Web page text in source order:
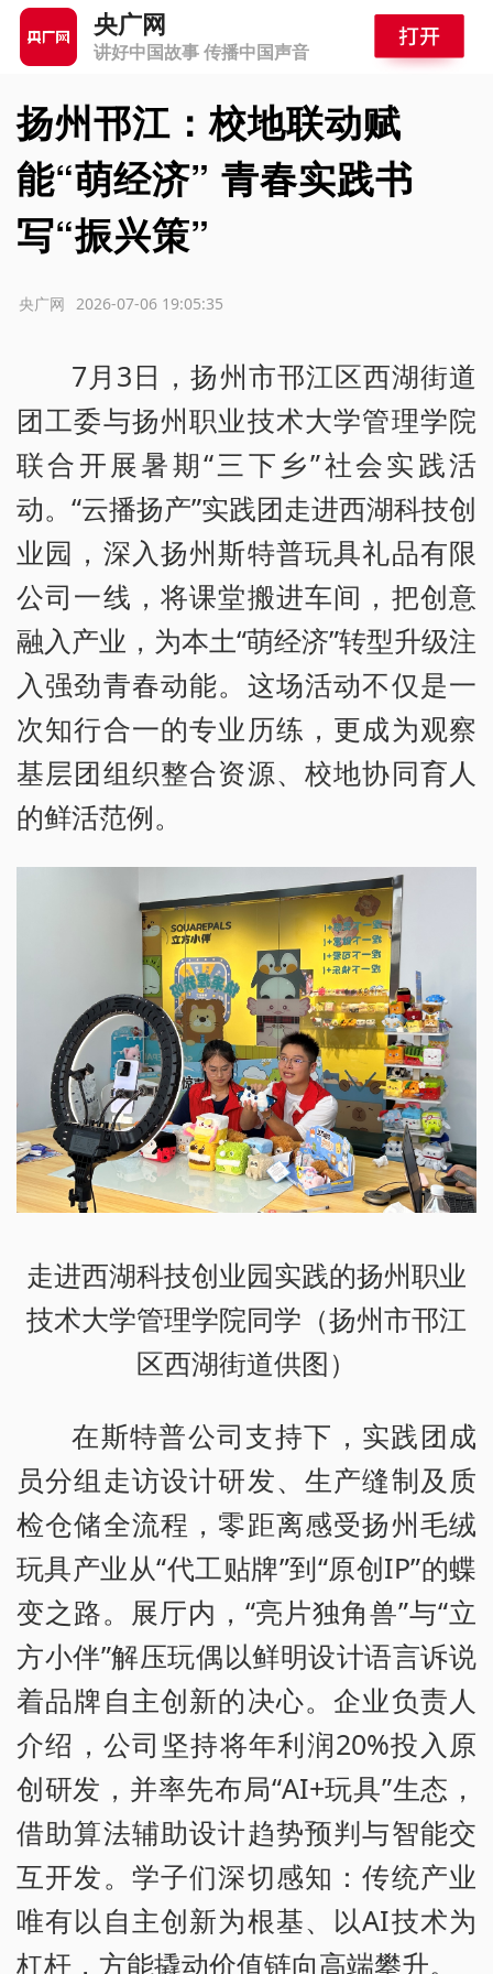
央广网
讲好中国故事 传播中国声音
扬州邗江：校地联动赋
能“萌经济” 青春实践书
写“振兴策”
2026-07-06 19:05:35
央广网
7月3日，扬州市邗江区西湖街道
团工委与扬州职业技术大学管理学院
联合开展暑期“三下乡”社会实践活
动。“云播扬产”实践团走进西湖科技创
业园，深入扬州斯特普玩具礼品有限
公司一线，将课堂搬进车间，把创意
融入产业，为本土“萌经济”转型升级注
入强劲青春动能。这场活动不仅是一
次知行合一的专业历练，更成为观察
基层团组织整合资源、校地协同育人
的鲜活范例。
走进西湖科技创业园实践的扬州职业
技术大学管理学院同学（扬州市邗江
区西湖街道供图）
在斯特普公司支持下，实践团成
员分组走访设计研发、生产缝制及质
检仓储全流程，零距离感受扬州毛绒
玩具产业从“代工贴牌”到“原创IP”的蝶
变之路。展厅内，“亮片独角兽”与“立
方小伴”解压玩偶以鲜明设计语言诉说
着品牌自主创新的决心。企业负责人
介绍，公司坚持将年利润20%投入原
创研发，并率先布局“AI+玩具”生态，
借助算法辅助设计趋势预判与智能交
互开发。学子们深切感知：传统产业
唯有以自主创新为根基、以AI技术为
杠杆，方能撬动价值链向高端攀升。